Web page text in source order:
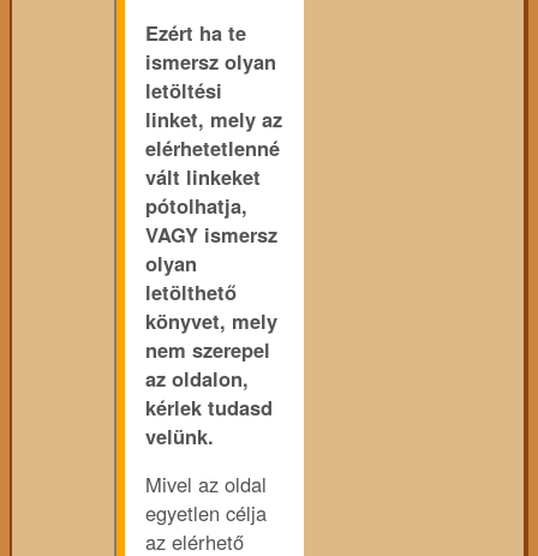
Ezért ha te
ismersz olyan
letöltési
linket, mely az
elérhetetlenné
vált linkeket
pótolhatja,
VAGY ismersz
olyan
letölthető
könyvet, mely
nem szerepel
az oldalon,
kérlek tudasd
velünk.
Mivel az oldal
egyetlen célja
az elérhető